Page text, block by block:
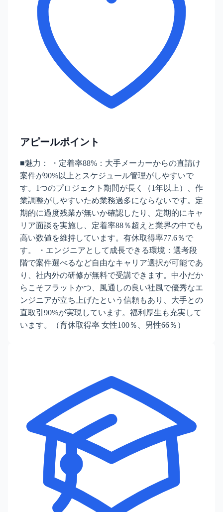
アピールポイント
■魅力： ・定着率88%：大手メーカーからの直請け
案件が90%以上とスケジュール管理がしやすいで
す。1つのプロジェクト期間が長く（1年以上）、作
業調整がしやすいため業務過多にならないです。定
期的に過度残業が無いか確認したり、定期的にキャ
リア面談を実施し、定着率88％超えと業界の中でも
高い数値を維持しています。有休取得率77.6％で
す。 ・エンジニアとして成長できる環境：選考段
階で案件選べるなど自由なキャリア選択が可能であ
り、社内外の研修が無料で受講できます。中小だか
らこそフラットかつ、風通しの良い社風で優秀なエ
ンジニアが立ち上げたという信頼もあり、大手との
直取引90%が実現しています。福利厚生も充実して
います。（育休取得率 女性100％、男性66％）